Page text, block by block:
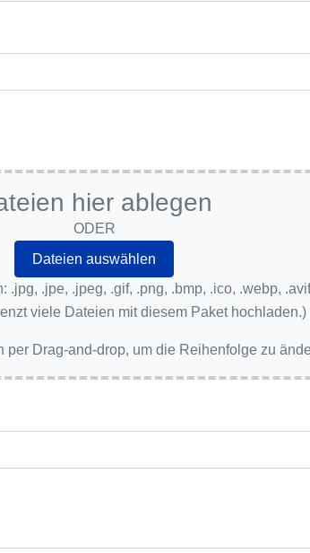
hier ablegen
ODER
.jpg, .jpe, .jpeg, .gif, .png, .bmp, .ico, .webp, .avif
viele Dateien mit diesem Paket hochladen.)
per Drag-and-drop, um die Reihenfolge zu